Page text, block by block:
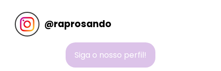
@raprosando
Siga o nosso perfil!